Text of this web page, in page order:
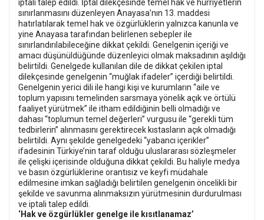
iptali talep edildi. İptal dilekçesinde temel hak ve hürriyetlerin
sınırlanmasını düzenleyen Anayasa’nın 13. maddesi
hatırlatılarak temel hak ve özgürlüklerin yalnızca kanunla ve
yine Anayasa tarafından belirlenen sebepler ile
sınırlandırılabileceğine dikkat çekildi. Genelgenin içeriği ve
amacı düşünüldüğünde düzenleyici olmak maksadının aşıldığı
belirtildi. Genelgede kullanılan dile de dikkat çekilen iptal
dilekçesinde genelgenin “muğlak ifadeler” içerdiği belirtildi.
Genelgenin yerici dili ile hangi kişi ve kurumların “aile ve
toplum yapısını temelinden sarsmaya yönelik açık ve örtülü
faaliyet yürütmek” ile itham edildiğinin belli olmadığı ve
dahası “toplumun temel değerleri” vurgusu ile “gerekli tüm
tedbirlerin” alınmasını gerektirecek kıstasların açık olmadığı
belirtildi. Aynı şekilde genelgedeki “yabancı içerikler”
ifadesinin Türkiye’nin taraf olduğu uluslararası sözleşmeler
ile çelişki içerisinde olduğuna dikkat çekildi. Bu haliyle medya
ve basın özgürlüklerine orantısız ve keyfi müdahale
edilmesine imkan sağladığı belirtilen genelgenin öncelikli bir
şekilde ve savunma alınmaksızın yürütmesinin durdurulması
ve iptali talep edildi.
‘Hak ve özgürlükler genelge ile kısıtlanamaz’